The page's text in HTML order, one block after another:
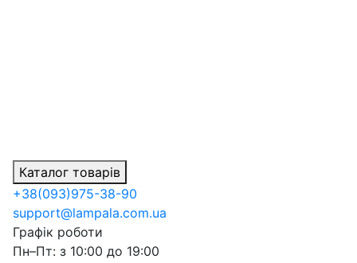
Каталог товарів
+38(093)975-38-90
support@lampala.com.ua
Графік роботи
Пн–Пт: з 10:00 до 19:00